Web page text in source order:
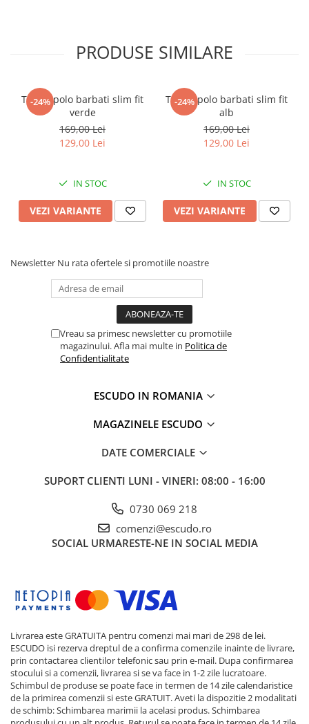
PRODUSE SIMILARE
-24%
Tricou polo barbati slim fit
verde
169,00 Lei
129,00 Lei
IN STOC
VEZI VARIANTE
-24%
Tricou polo barbati slim fit
alb
169,00 Lei
129,00 Lei
IN STOC
VEZI VARIANTE
Newsletter Nu rata ofertele si promotiile noastre
Vreau sa primesc newsletter cu promotiile
magazinului. Afla mai multe in Politica de
Confidentialitate
ESCUDO IN ROMANIA
MAGAZINELE ESCUDO
DATE COMERCIALE
SUPORT CLIENTI LUNI - VINERI: 08:00 - 16:00
0730 069 218
comenzi@escudo.ro
SOCIAL URMARESTE-NE IN SOCIAL MEDIA
Livrarea este GRATUITA pentru comenzi mai mari de 298 de lei.
ESCUDO isi rezerva dreptul de a confirma comenzile inainte de livrare,
prin contactarea clientilor telefonic sau prin e-mail. Dupa confirmarea
stocului si a comenzii, livrarea si se va face in 1-2 zile lucratoare.
Schimbul de produse se poate face in termen de 14 zile calendaristice
de la primirea comenzii si este GRATUIT. Aveti la dispozitie 2 modalitati
de schimb: Schimbarea marimii la acelasi produs. Schimbarea